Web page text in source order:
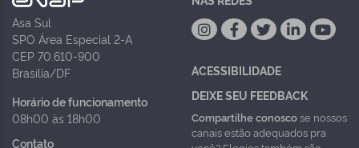
Asa Sul
SPO Área Especial 2-A
CEP 70.610-900
Brasília/DF
Horário de funcionamento
08h00 às 18h00
Contato
ACESSIBILIDADE
DEIXE SEU FEEDBACK
Compartilhe conoscose nossos
canais estão adequados pra